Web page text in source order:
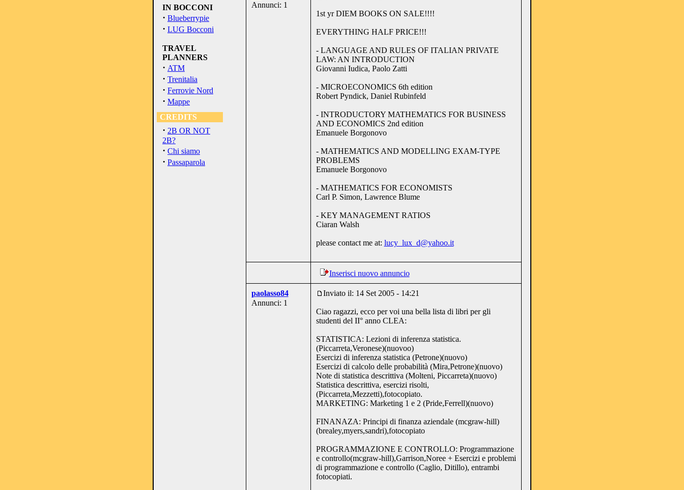
IN BOCCONI
· Blueberrypie
· LUG Bocconi
TRAVEL
PLANNERS
· ATM
· Trenitalia
· Ferrovie Nord
· Mappe
CREDITS
· 2B OR NOT
2B?
· Chi siamo
· Passaparola
Annunci: 1
1st yr DIEM BOOKS ON SALE!!!!
EVERYTHING HALF PRICE!!!
- LANGUAGE AND RULES OF ITALIAN PRIVATE
LAW: AN INTRODUCTION
Giovanni Iudica, Paolo Zatti
- MICROECONOMICS 6th edition
Robert Pyndick, Daniel Rubinfeld
- INTRODUCTORY MATHEMATICS FOR BUSINESS
AND ECONOMICS 2nd edition
Emanuele Borgonovo
- MATHEMATICS AND MODELLING EXAM-TYPE
PROBLEMS
Emanuele Borgonovo
- MATHEMATICS FOR ECONOMISTS
Carl P. Simon, Lawrence Blume
- KEY MANAGEMENT RATIOS
Ciaran Walsh
please contact me at: lucy_lux_d@yahoo.it
Inserisci nuovo annuncio
paolasso84
Annunci: 1
Inviato il: 14 Set 2005 - 14:21
Ciao ragazzi, ecco per voi una bella lista di libri per gli
studenti del II° anno CLEA:
STATISTICA: Lezioni di inferenza statistica.
(Piccarreta,Veronese)(nuovoo)
Esercizi di inferenza statistica (Petrone)(nuovo)
Esercizi di calcolo delle probabilità (Mira,Petrone)(nuovo)
Note di statistica descrittiva (Molteni, Piccarreta)(nuovo)
Statistica descrittiva, esercizi risolti,
(Piccarreta,Mezzetti),fotocopiato.
MARKETING: Marketing 1 e 2 (Pride,Ferrell)(nuovo)
FINANAZA: Principi di finanza aziendale (mcgraw-hill)
(brealey,myers,sandri),fotocopiato
PROGRAMMAZIONE E CONTROLLO: Programmazione
e controllo(mcgraw-hill),Garrison,Noree + Esercizi e problemi
di programmazione e controllo (Caglio, Ditillo), entrambi
fotocopiati.